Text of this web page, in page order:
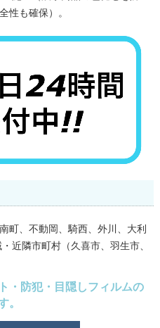
性も確保）。
町、不動岡、騎西、外川、大利
近隣市町村（久喜市、羽生市、
・防犯・目隠しフィルムの
。